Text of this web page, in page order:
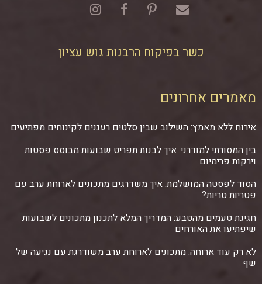
כשר בפיקוח הרבנות גוש עציון
מאמרים אחרונים
אירוח ללא מאמץ: השילוב שבין סלטים רעננים לקינוחים מפתיעים
בין המסורתי למודרני: איך לבנות תפריט שבועות מבוסס פסטות
וירקות פרימיום
הסוד לפסטה המושלמת: איך משדרגים מתכונים לארוחת ערב עם
פטריות טריות?
חגיגת טעמים מהטבע: המדריך המלא לתכנון מתכונים לשבועות
שיפתיעו את האורחים
לא רק עוד ארוחה: מתכונים לארוחת ערב משודרגת עם נגיעה של
שף